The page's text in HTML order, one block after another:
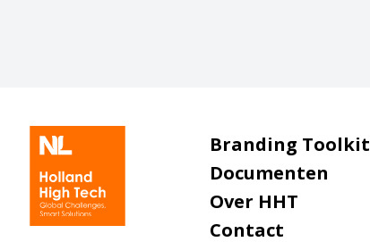
Branding Toolkit
Documenten
Over HHT
Contact